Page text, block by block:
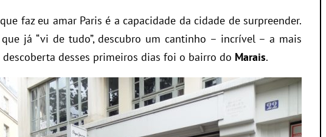
faz eu amar Paris é a capacidade da cidade de surpreender.
já “vi de tudo”, descubro um cantinho – incrível – a mais
descoberta desses primeiros dias foi o bairro do Marais.